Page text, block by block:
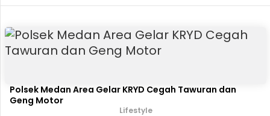
Polsek Medan Area Gelar KRYD Cegah Tawuran dan
Geng Motor
Lifestyle